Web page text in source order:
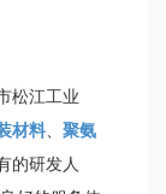
松江工业
材料、 聚氨
的研发人